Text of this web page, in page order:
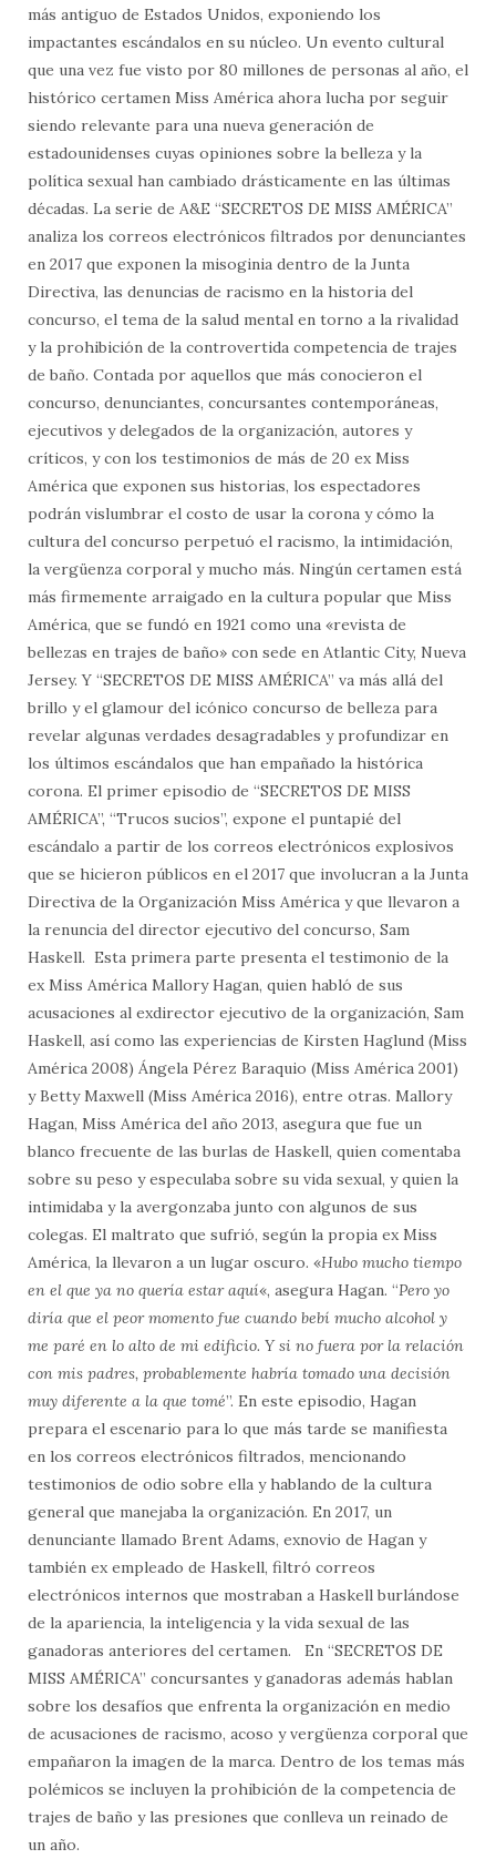
más antiguo de Estados Unidos, exponiendo los
impactantes escándalos en su núcleo. Un evento cultural
que una vez fue visto por 80 millones de personas al año, el
histórico certamen Miss América ahora lucha por seguir
siendo relevante para una nueva generación de
estadounidenses cuyas opiniones sobre la belleza y la
política sexual han cambiado drásticamente en las últimas
décadas. La serie de A&E “SECRETOS DE MISS AMÉRICA”
analiza los correos electrónicos filtrados por denunciantes
en 2017 que exponen la misoginia dentro de la Junta
Directiva, las denuncias de racismo en la historia del
concurso, el tema de la salud mental en torno a la rivalidad
y la prohibición de la controvertida competencia de trajes
de baño. Contada por aquellos que más conocieron el
concurso, denunciantes, concursantes contemporáneas,
ejecutivos y delegados de la organización, autores y
críticos, y con los testimonios de más de 20 ex Miss
América que exponen sus historias, los espectadores
podrán vislumbrar el costo de usar la corona y cómo la
cultura del concurso perpetuó el racismo, la intimidación,
la vergüenza corporal y mucho más. Ningún certamen está
más firmemente arraigado en la cultura popular que Miss
América, que se fundó en 1921 como una «revista de
bellezas en trajes de baño» con sede en Atlantic City, Nueva
Jersey. Y “SECRETOS DE MISS AMÉRICA” va más allá del
brillo y el glamour del icónico concurso de belleza para
revelar algunas verdades desagradables y profundizar en
los últimos escándalos que han empañado la histórica
corona. El primer episodio de “SECRETOS DE MISS
AMÉRICA”, “Trucos sucios”, expone el puntapié del
escándalo a partir de los correos electrónicos explosivos
que se hicieron públicos en el 2017 que involucran a la Junta
Directiva de la Organización Miss América y que llevaron a
la renuncia del director ejecutivo del concurso, Sam
Haskell. Esta primera parte presenta el testimonio de la
ex Miss América Mallory Hagan, quien habló de sus
acusaciones al exdirector ejecutivo de la organización, Sam
Haskell, así como las experiencias de Kirsten Haglund (Miss
América 2008) Ángela Pérez Baraquio (Miss América 2001)
y Betty Maxwell (Miss América 2016), entre otras. Mallory
Hagan, Miss América del año 2013, asegura que fue un
blanco frecuente de las burlas de Haskell, quien comentaba
sobre su peso y especulaba sobre su vida sexual, y quien la
intimidaba y la avergonzaba junto con algunos de sus
colegas. El maltrato que sufrió, según la propia ex Miss
América, la llevaron a un lugar oscuro. «Hubo mucho tiempo
en el que ya no quería estar aquí«, asegura Hagan. “Pero yo
diría que el peor momento fue cuando bebí mucho alcohol y
me paré en lo alto de mi edificio. Y si no fuera por la relación
con mis padres, probablemente habría tomado una decisión
muy diferente a la que tomé”. En este episodio, Hagan
prepara el escenario para lo que más tarde se manifiesta
en los correos electrónicos filtrados, mencionando
testimonios de odio sobre ella y hablando de la cultura
general que manejaba la organización. En 2017, un
denunciante llamado Brent Adams, exnovio de Hagan y
también ex empleado de Haskell, filtró correos
electrónicos internos que mostraban a Haskell burlándose
de la apariencia, la inteligencia y la vida sexual de las
ganadoras anteriores del certamen. En “SECRETOS DE
MISS AMÉRICA” concursantes y ganadoras además hablan
sobre los desafíos que enfrenta la organización en medio
de acusaciones de racismo, acoso y vergüenza corporal que
empañaron la imagen de la marca. Dentro de los temas más
polémicos se incluyen la prohibición de la competencia de
trajes de baño y las presiones que conlleva un reinado de
un año.